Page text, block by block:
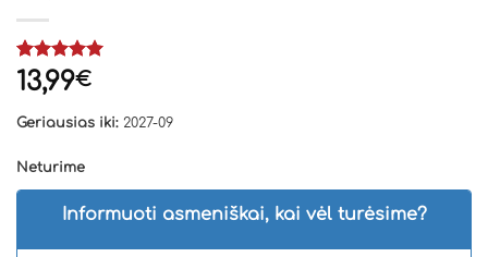
Įvertinimas:
5iš 5
įvertinimų:
1
13,99€
Geriausias iki: 2027-09
Neturime
Informuoti asmeniškai, kai vėl turėsime?